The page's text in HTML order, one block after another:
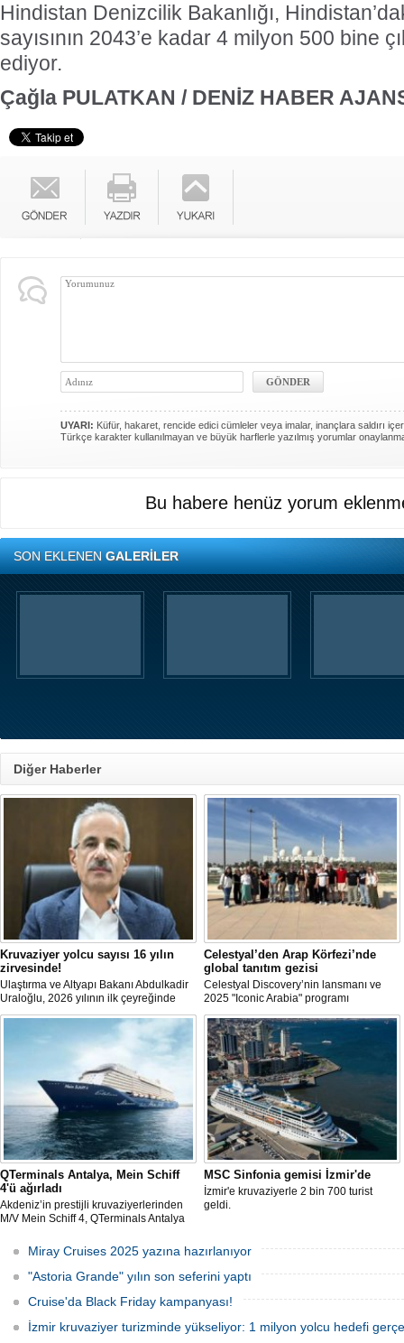
Hindistan Denizcilik Bakanlığı,
sayısının 2043’e kadar 4 milyon 500 bine
ediyor.
Çağla PULATKAN / DENİZ HABER
UYARI: Küfür, hakaret, rencide edici cümleler veya imalar, inançlara saldırı
Türkçe karakter kullanılmayan ve büyük harflerle yazılmış yorumlar
Bu habere henüz yorum
SON EKLENENGALERİLER
Diğer Haberler
Kruvaziyer yolcu sayısı 16 yılın
zirvesinde!
Ulaştırma ve Altyapı Bakanı Abdulkadir
Uraloğlu, 2026 yılının ilk çeyreğinde
limanlara gelen kruvaziyer gemi
sayısının 56, kruvaziyer yolcu sayısının
ise 93 bin 787 olduğunu belirtti.
Celestyal’den Arap Körfezi’nde
global tanıtım gezisi
Celestyal Discovery’nin lansmanı ve
2025 "Iconic Arabia" programı
kapsamında 30 global seyahat acente
temsilcisi, Arap Körfezi’nde bir cruise
keşif turu gerçekleştirdi.
QTerminals Antalya, Mein Schiff
4'ü ağırladı
Akdeniz’in prestijli kruvaziyerlerinden
M/V Mein Schiff 4, QTerminals Antalya
bayraklı dev gemi, yaklaşık 5000
yolcusu ve 900 kişilik mürettebatıyla
şehre canlılık kattı.
MSC Sinfonia gemisi İzmir'de
İzmir'e kruvaziyerle 2 bin 700 turist
geldi.
Miray Cruises 2025 yazına hazırlanıyor
"Astoria Grande" yılın son seferini yaptı
Cruise'da Black Friday kampanyası!
İzmir kruvaziyer turizminde yükseliyor: 1 milyon yolcu hedefi